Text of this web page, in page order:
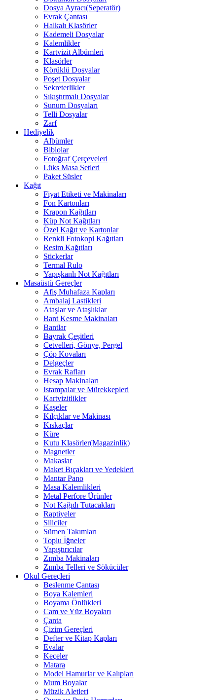
Dosya Ayracı(Seperatör)
Evrak Çantası
Halkalı Klasörler
Kademeli Dosyalar
Kalemlikler
Kartvizit Albümleri
Klasörler
Körüklü Dosyalar
Poşet Dosyalar
Sekreterlikler
Sıkıştırmalı Dosyalar
Sunum Dosyaları
Telli Dosyalar
Zarf
Hediyelik
Albümler
Biblolar
Fotoğraf Çerçeveleri
Lüks Masa Setleri
Paket Süsler
Kağıt
Fiyat Etiketi ve Makinaları
Fon Kartonları
Krapon Kağıtları
Küp Not Kağıtları
Özel Kağıt ve Kartonlar
Renkli Fotokopi Kağıtları
Resim Kağıtları
Stickerlar
Termal Rulo
Yapışkanlı Not Kağıtları
Masaüstü Gereçler
Afiş Muhafaza Kapları
Ambalaj Lastikleri
Ataşlar ve Ataşlıklar
Bant Kesme Makinaları
Bantlar
Bayrak Çeşitleri
Cetvelleri, Gönye, Pergel
Çöp Kovaları
Delgeçler
Evrak Rafları
Hesap Makinaları
Istampalar ve Mürekkepleri
Kartvizitlikler
Kaşeler
Kılçıklar ve Makinası
Kıskaçlar
Küre
Kutu Klasörler(Magazinlik)
Magnetler
Makaslar
Maket Bıçakları ve Yedekleri
Mantar Pano
Masa Kalemlikleri
Metal Perfore Ürünler
Not Kağıdı Tutacakları
Raptiyeler
Siliciler
Sümen Takımları
Toplu İğneler
Yapıştırıcılar
Zımba Makinaları
Zımba Telleri ve Sökücüler
Okul Gereçleri
Beslenme Çantası
Boya Kalemleri
Boyama Önlükleri
Cam ve Yüz Boyaları
Çanta
Çizim Gereçleri
Defter ve Kitap Kapları
Evalar
Keçeler
Matara
Model Hamurlar ve Kalıpları
Mum Boyalar
Müzik Aletleri